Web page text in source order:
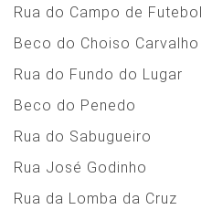
Rua do Campo de Futebol
Beco do Choiso Carvalho
Rua do Fundo do Lugar
Beco do Penedo
Rua do Sabugueiro
Rua José Godinho
Rua da Lomba da Cruz